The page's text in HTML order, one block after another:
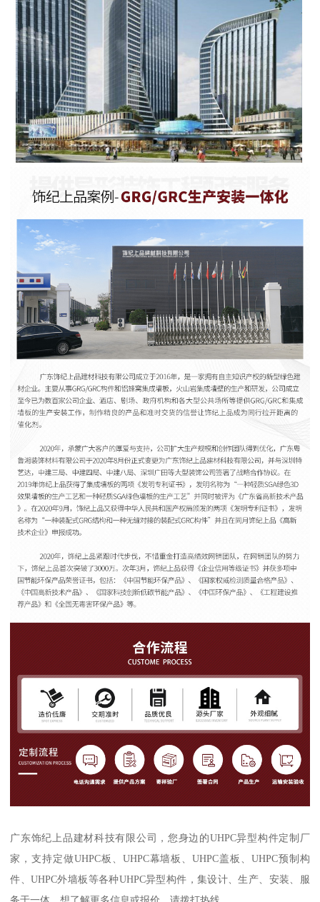
广东饰纪上品建材科技有限公司，您身边的UHPC异型构件定制厂
家，支持定做UHPC板、UHPC幕墙板、UHPC盖板、UHPC预制构
件、UHPC外墙板等各种UHPC异型构件，集设计、生产、安装、服
务于一体，想了解更多信息或报价，请拨打热线。